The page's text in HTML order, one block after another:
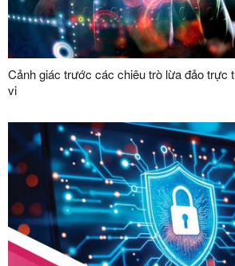
Cảnh giác trước các chiêu trò lừa đảo trực
vi